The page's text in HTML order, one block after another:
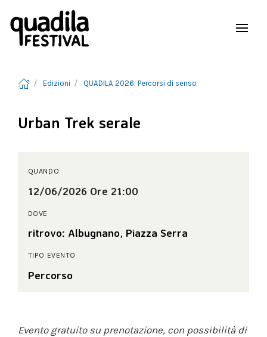
Edizioni QUADILA 2026: Percorsi di senso
Urban Trek serale
QUANDO
12/06/2026 Ore 21:00
DOVE
ritrovo: Albugnano, Piazza Serra
TIPO EVENTO
Percorso
Evento gratuito su prenotazione, con possibilità di